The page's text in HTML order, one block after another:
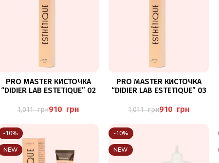
В КОРЗИНУ
PRO MASTER КИСТОЧКА
“DIDIER LAB ESTETIQUE” 02
1,011грн910 грн
В КОРЗИНУ
PRO MASTER КИСТОЧКА
“DIDIER LAB ESTETIQUE” 03
1,011грн910 грн
-10%
NEW
-10%
NEW